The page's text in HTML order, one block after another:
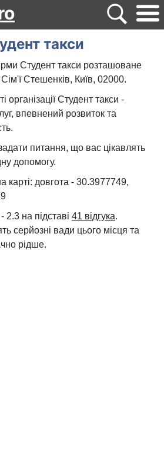
такси
Студент такси розташоване
Стешенків, Київ, 02000.
організації Студент такси -
впевнений розвиток та
питання, що вас цікавлять
допомогу.
карті: довгота - 30.3977749,
2.3 на підставі 41 відгука.
серйозні вади цього місця та
рідше.